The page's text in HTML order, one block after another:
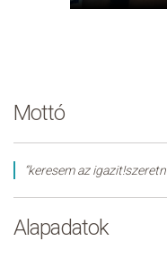
Mottó
“keresem az
Alapadatok